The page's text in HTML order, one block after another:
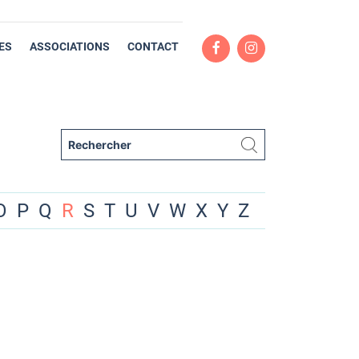
ASSOCIATIONS CONTACT
P Q R S T U V W X Y Z